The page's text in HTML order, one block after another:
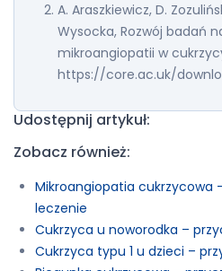
A. Araszkiewicz, D.
Wysocka, Rozwój badań
mikroangiopatii w
https://core.ac.uk/
Udostępnij artykuł:
Zobacz również:
Mikroangiopatia cukrzycowa
leczenie
Cukrzyca u noworodka –
Cukrzyca typu 1 u dzieci –